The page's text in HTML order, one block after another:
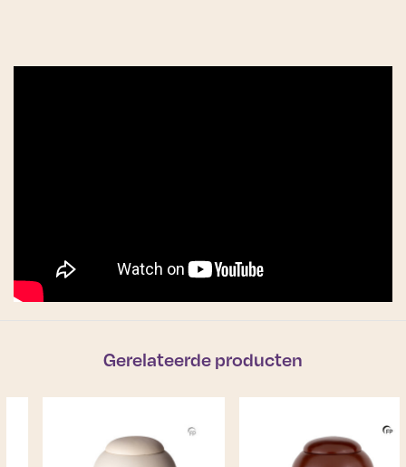
Gerelateerde producten